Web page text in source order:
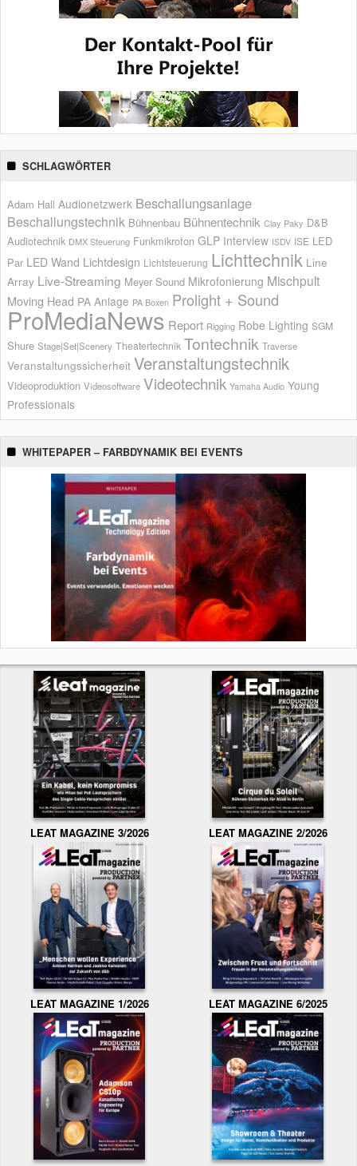
SCHLAGWÖRTER
Adam Hall Audionetzwerk Beschallungsanlage
Beschallungstechnik Bühnenbau Bühnentechnik Clay Paky D&B
Audiotechnik DMX Steuerung Funkmikrofon GLP Interview ISDV ISE LED
Par LED Wand Lichtdesign Lichtsteuerung Lichttechnik Line
Array Live-Streaming Meyer Sound Mikrofonierung Mischpult
Moving Head PA Anlage PA Boxen Prolight + Sound
ProMediaNews Report Rigging Robe Lighting SGM
Shure Stage|Set|Scenery Theatertechnik Tontechnik Traverse
Veranstaltungssicherheit Veranstaltungstechnik
Videoproduktion Videosoftware Videotechnik Yamaha Audio Young
Professionals
WHITEPAPER – FARBDYNAMIK BEI EVENTS
LEAT MAGAZINE 3/2026 LEAT MAGAZINE 2/2026
LEAT MAGAZINE 1/2026 LEAT MAGAZINE 6/2025